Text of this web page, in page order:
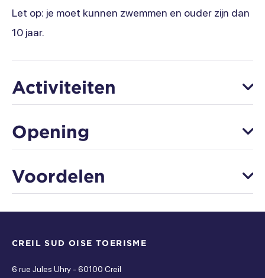
Let op: je moet kunnen zwemmen en ouder zijn dan
10 jaar.
Activiteiten
Roeien
Opening
Open van 09h à 12h
Voordelen
Apparatuur
Gratis parkeren Toiletten
CREIL SUD OISE TOERISME
6 rue Jules Uhry - 60100 Creil